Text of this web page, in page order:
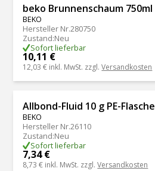
beko Brunnenschaum 750ml
BEKO
Hersteller Nr.280750
Zustand:Neu
Sofort lieferbar
10,11 €
12,03 € inkl. MwSt. zzgl.Versandkosten
Allbond-Fluid 10 g PE-Flasche
BEKO
Hersteller Nr.26110
Zustand:Neu
Sofort lieferbar
7,34 €
8,73 € inkl. MwSt. zzgl.Versandkosten